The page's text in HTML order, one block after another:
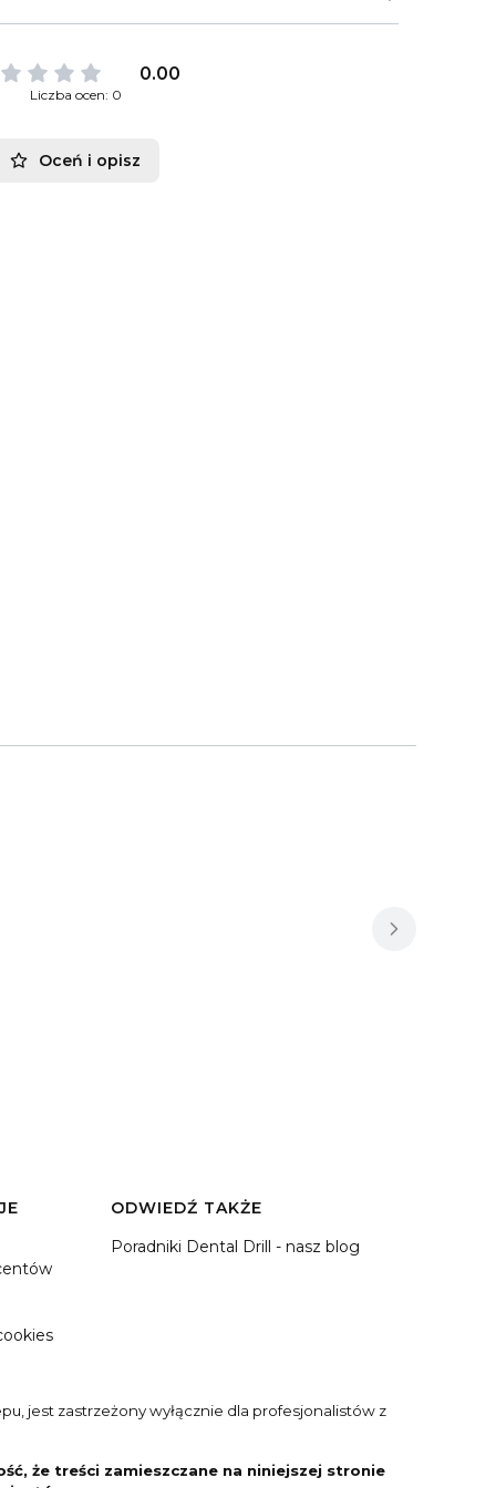
0.00
Liczba ocen: 0
Oceń i opisz
ODWIEDŹ TAKŻE
Poradniki Dental Drill - nasz blog
jest zastrzeżony wyłącznie dla profesjonalistów z
że treści zamieszczane na niniejszej stronie